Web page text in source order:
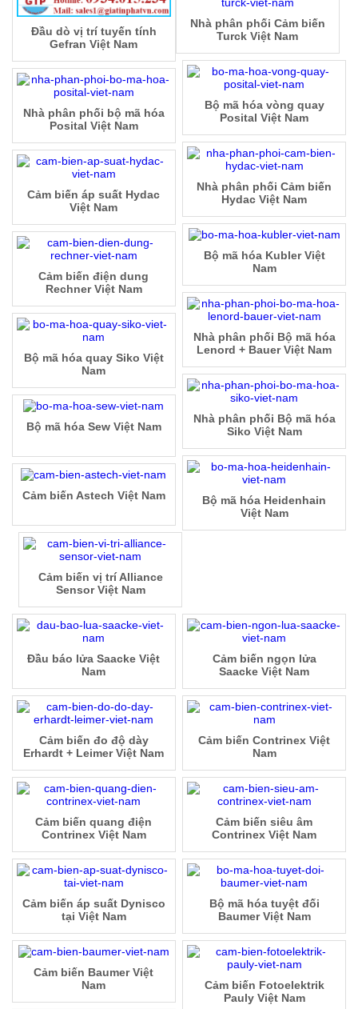
Đầu dò vị trí tuyến tính
Gefran Việt Nam
Nhà phân phối Cảm biến
Turck Việt Nam
Bộ mã hóa vòng quay
Posital Việt Nam
Nhà phân phối bộ mã hóa
Posital Việt Nam
Nhà phân phối Cảm biến
Hydac Việt Nam
Cảm biến áp suất Hydac
Việt Nam
Bộ mã hóa Kubler Việt
Nam
Cảm biến điện dung
Rechner Việt Nam
Nhà phân phối Bộ mã hóa
Lenord + Bauer Việt Nam
Bộ mã hóa quay Siko Việt
Nam
Nhà phân phối Bộ mã hóa
Siko Việt Nam
Bộ mã hóa Sew Việt Nam
Bộ mã hóa Heidenhain
Việt Nam
Cảm biến Astech Việt Nam
Cảm biến vị trí Alliance
Sensor Việt Nam
Đầu báo lửa Saacke Việt
Nam
Cảm biến ngọn lửa
Saacke Việt Nam
Cảm biến đo độ dày
Erhardt + Leimer Việt Nam
Cảm biến Contrinex Việt
Nam
Cảm biến quang điện
Contrinex Việt Nam
Cảm biến siêu âm
Contrinex Việt Nam
Cảm biến áp suất Dynisco
tại Việt Nam
Bộ mã hóa tuyệt đối
Baumer Việt Nam
Cảm biến Baumer Việt
Nam
Cảm biến Fotoelektrik
Pauly Việt Nam